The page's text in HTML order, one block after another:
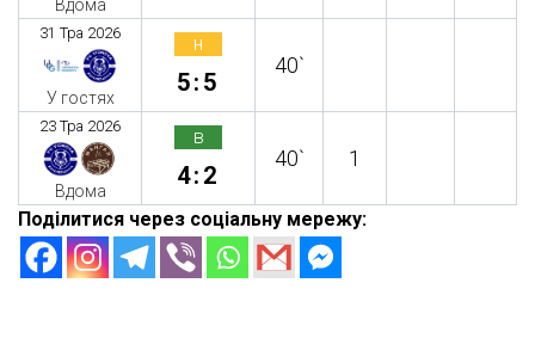
Вдома
31 Тра 2026
У гостях
н
5:5
40`
23 Тра 2026
Вдома
в
4:2
40` 1
Поділитися через соціальну мережу: